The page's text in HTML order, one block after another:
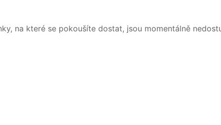
na které se pokoušíte dostat, jsou momentálně